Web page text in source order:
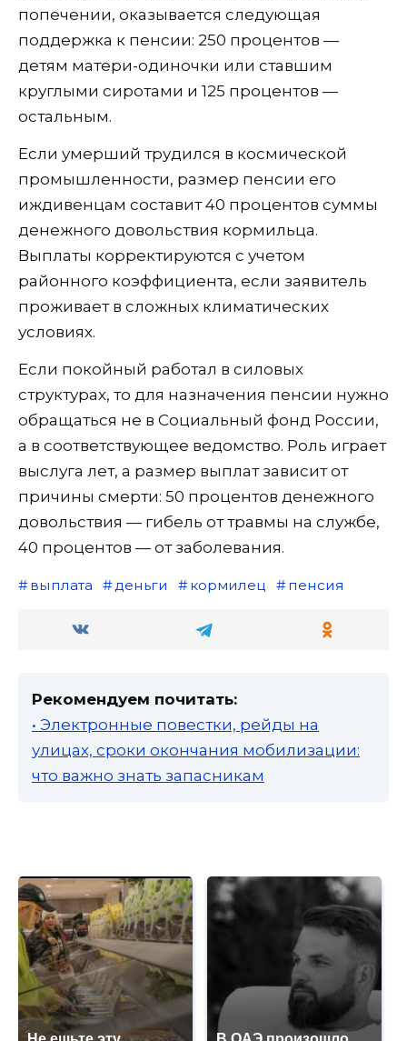
попечении, оказывается следующая
поддержка к пенсии: 250 процентов —
детям матери-одиночки или ставшим
круглыми сиротами и 125 процентов —
остальным.
Если умерший трудился в космической
промышленности, размер пенсии его
иждивенцам составит 40 процентов суммы
денежного довольствия кормильца.
Выплаты корректируются с учетом
районного коэффициента, если заявитель
проживает в сложных климатических
условиях.
Если покойный работал в силовых
структурах, то для назначения пенсии нужно
обращаться не в Социальный фонд России,
а в соответствующее ведомство. Роль играет
выслуга лет, а размер выплат зависит от
причины смерти: 50 процентов денежного
довольствия — гибель от травмы на службе,
40 процентов — от заболевания.
выплата деньги кормилец пенсия
Рекомендуем почитать:
• Электронные повестки, рейды на
улицах, сроки окончания мобилизации:
что важно знать запасникам